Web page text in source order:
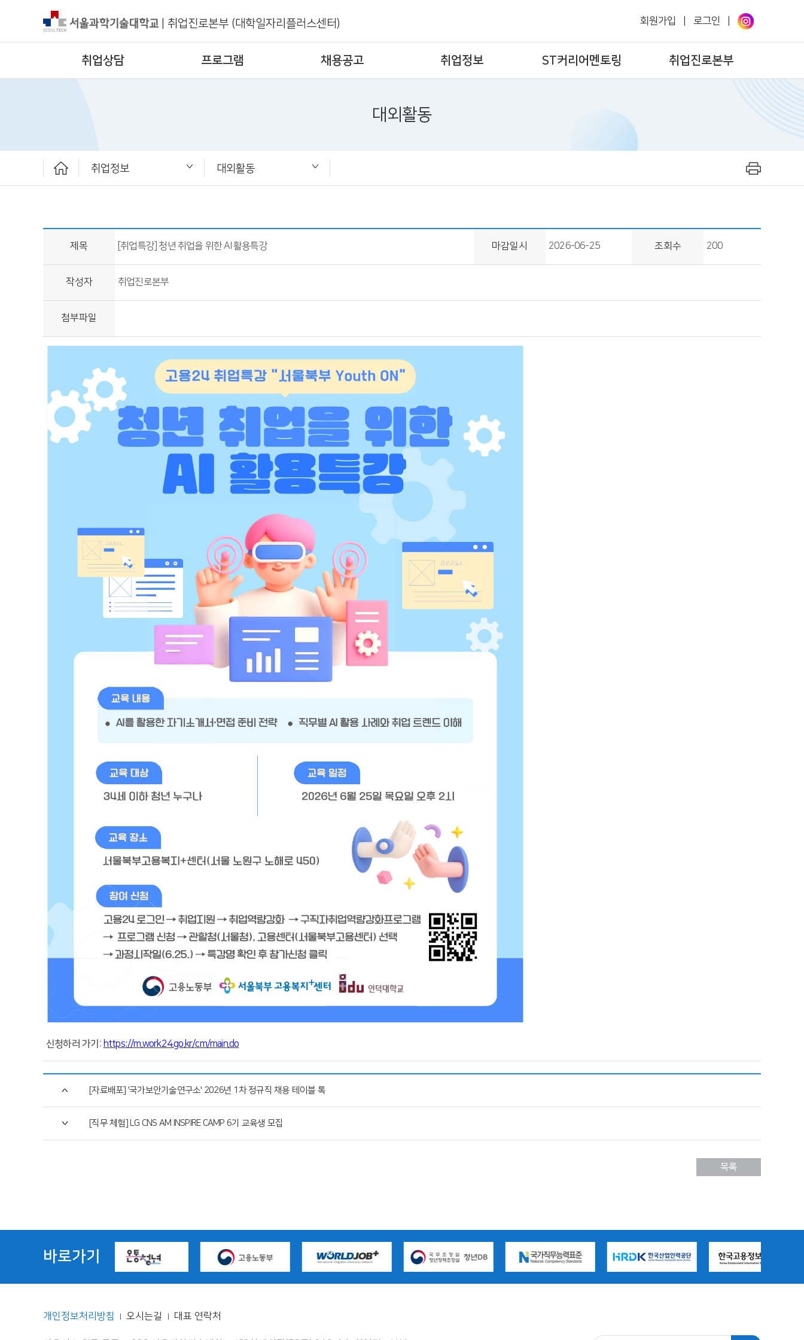
취업진로본부 (대학일자리플러스센터) 회원가입 로그인
취업상담 프로그램 채용공고 취업정보 ST커리어멘토링 취업진로본부
대외활동
취업정보
취업상담
프로그램
채용공고
취업정보
ST커리어멘토링
취업진로본부
대외활동
공지사항
대외활동
청년정책
취업 서포터즈
보도자료
제목 [취업특강] 청년 취업을 위한 AI 활용특강 마감일시 2026-06-25 조회수 200
작성자 취업진로본부
첨부파일
신청하러 가기: https://m.work24.go.kr/cm/main.do
[자료배포] '국가보안기술연구소' 2026년 1차 정규직 채용 테이블 톡
[직무 체험] LG CNS AM INSPIRE CAMP 6기 교육생 모집
바로가기
개인정보처리방침 | 오시는길 | 대표 연락처